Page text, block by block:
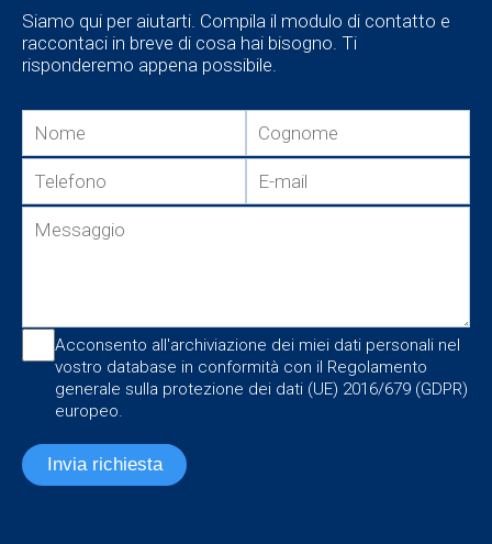
Siamo qui per aiutarti. Compila il modulo di contatto e
raccontaci in breve di cosa hai bisogno. Ti
risponderemo appena possibile.
Acconsento all'archiviazione dei miei dati personali nel
vostro database in conformità con il Regolamento
generale sulla protezione dei dati (UE) 2016/679 (GDPR)
europeo.
Invia richiesta